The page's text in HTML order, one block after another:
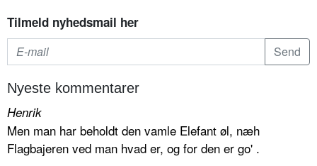
Tilmeld nyhedsmail her
Nyeste kommentarer
Henrik
Men man har beholdt den vamle Elefant øl, næh
Flagbajeren ved man hvad er, og for den er go' .